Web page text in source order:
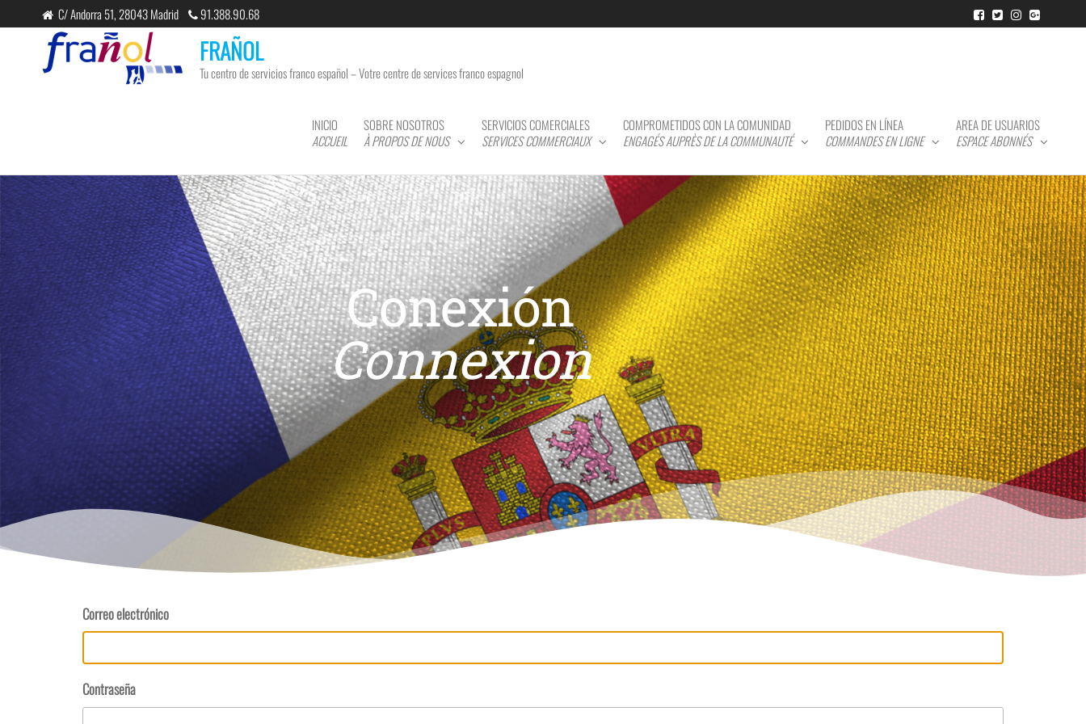
C/ Andorra 51, 28043 Madrid 91.388.90.68
FRAÑOL
Tu centro de servicios franco español – Votre centre de services franco espagnol
INICIO
ACCUEIL
SOBRE NOSOTROS
À PROPOS DE NOUS
SERVICIOS COMERCIALES
SERVICES COMMERCIAUX
COMPROMETIDOS CON LA COMUNIDAD
ENGAGÉS AUPRÈS DE LA COMMUNAUTÉ
PEDIDOS EN LÍNEA
COMMANDES EN LIGNE
AREA DE USUARIOS
ESPACE ABONNÉS
Conexión
Connexion
Correo electrónico
Contraseña